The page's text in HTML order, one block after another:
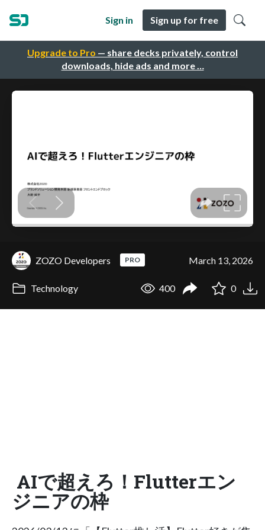
Upgrade to Pro — share decks privately, control
downloads, hide ads and more …
Sign in Sign up for free
ZOZO Developers PRO March 13, 2026
Technology 400 0
AIで超えろ！Flutterエン
ジニアの枠